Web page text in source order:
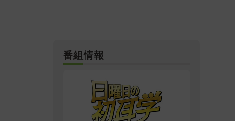
番組情報